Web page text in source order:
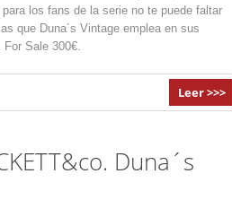
los fans de la serie no te puede faltar
que Duna´s Vintage emplea en sus
Sale 300€.
Leer >>>
Duna´s